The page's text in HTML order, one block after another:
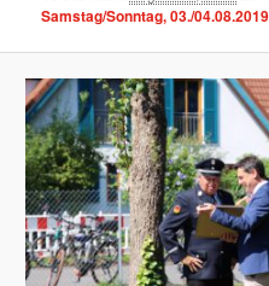
Samstag/Sonntag, 03./04.08.2019